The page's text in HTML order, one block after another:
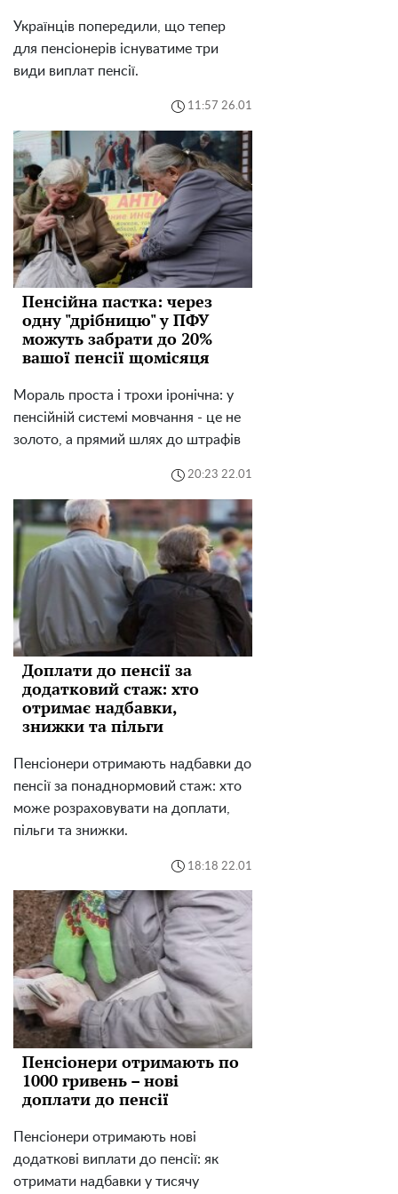
Українців попередили, що тепер
для пенсіонерів існуватиме три
види виплат пенсії.
11:57 26.01
Пенсійна пастка: через
одну "дрібницю" у ПФУ
можуть забрати до 20%
вашої пенсії щомісяця
Мораль проста і трохи іронічна: у
пенсійній системі мовчання - це не
золото, а прямий шлях до штрафів
20:23 22.01
Доплати до пенсії за
додатковий стаж: хто
отримає надбавки,
знижки та пільги
Пенсіонери отримають надбавки до
пенсії за понаднормовий стаж: хто
може розраховувати на доплати,
пільги та знижки.
18:18 22.01
Пенсіонери отримають по
1000 гривень – нові
доплати до пенсії
Пенсіонери отримають нові
додаткові виплати до пенсії: як
отримати надбавки у тисячу